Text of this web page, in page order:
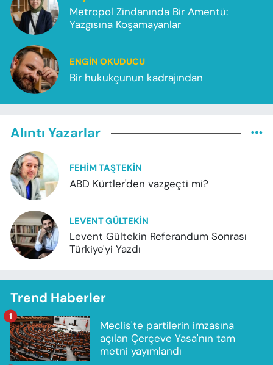
Metropol Zindanında Bir Amentü:
Yazgısına Koşamayanlar
ENGIN OKUDUCU
Bir hukukçunun kadrajından
Alıntı Yazarlar
FEHIM TAŞTEKIN
ABD Kürtler'den vazgeçti mi?
LEVENT GÜLTEKIN
Levent Gültekin Referandum Sonrası
Türkiye'yi Yazdı
Trend Haberler
Meclis'te partilerin imzasına
açılan Çerçeve Yasa'nın tam
metni yayımlandı
1